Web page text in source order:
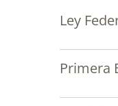
Ley
Primera